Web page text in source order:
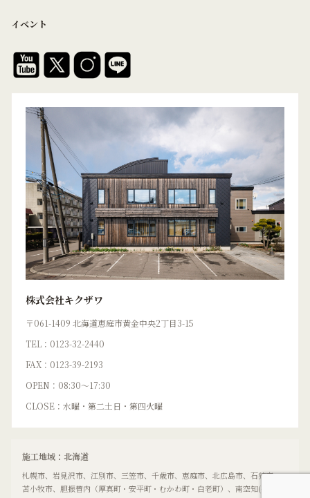
イベント
株式会社キクザワ
〒061-1409 北海道恵庭市黄金中央2丁目3-15
TEL：0123-32-2440
FAX：0123-39-2193
OPEN：08:30〜17:30
CLOSE：水曜・第二土日・第四火曜
施工地域：北海道
札幌市、岩見沢市、江別市、三笠市、千歳市、恵庭市、北広島市、石狩市、
苫小牧市、胆振管内（厚真町・安平町・むかわ町・白老町）、南空知(長沼